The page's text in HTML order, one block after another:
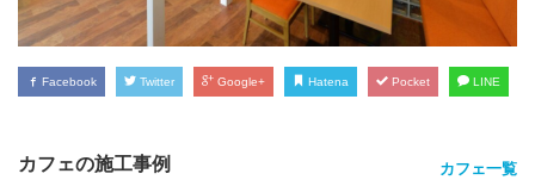
Facebook Twitter Google+ Hatena Pocket LINE
カフェの施工事例 カフェ一覧